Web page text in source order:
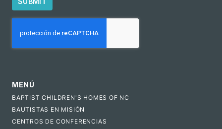
MENÚ
BAPTIST CHILDREN'S HOMES OF NC
BAUTISTAS EN MISIÓN
CENTROS DE CONFERENCIAS